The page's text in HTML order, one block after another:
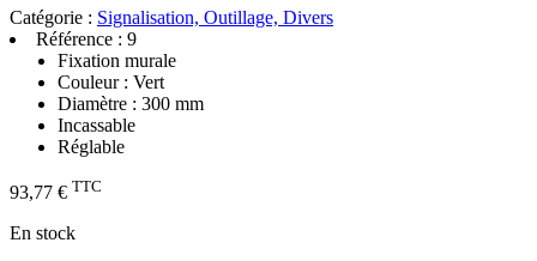
Catégorie : Signalisation, Outillage, Divers
Référence : 9
Fixation murale
Couleur : Vert
Diamètre : 300 mm
Incassable
Réglable
93,77 € TTC
En stock